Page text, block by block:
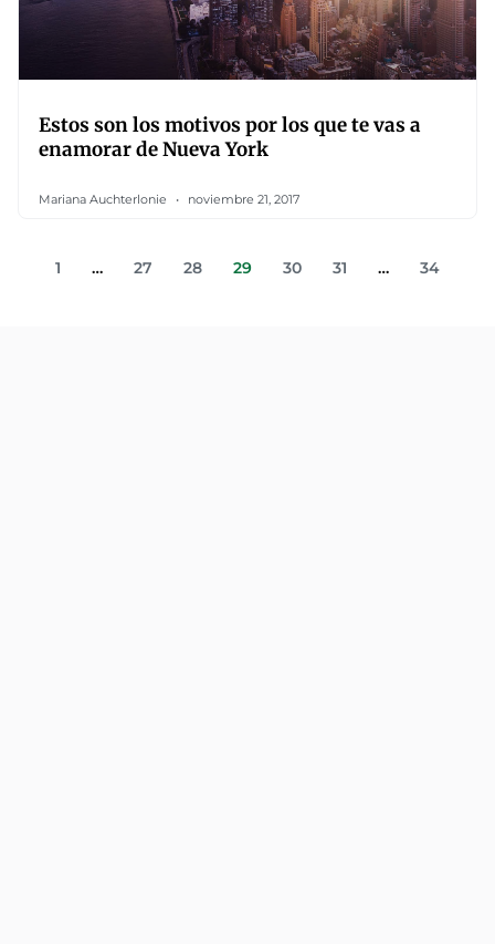
Estos son los motivos por los que te vas a
enamorar de Nueva York
Mariana Auchterlonie noviembre 21, 2017
1 … 27 28 29 30 31 … 34